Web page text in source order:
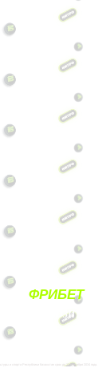
ФРИБЕТ
ЗА ДЕПОЗИТЫ
и спорта Республики Казахстан срок до 27 сентября 2034 года.